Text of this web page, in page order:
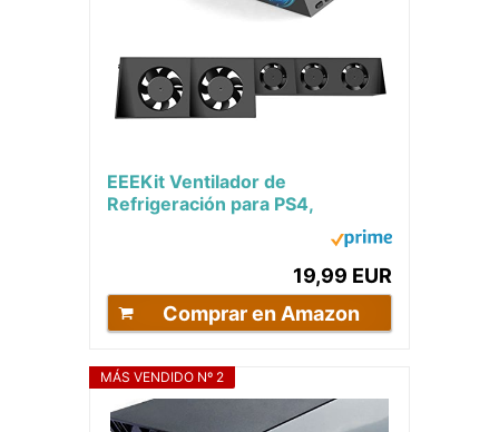
EEEKit Ventilador de
Refrigeración para PS4,
Ventilador Turbo con Control...
19,99 EUR
Comprar en Amazon
MÁS VENDIDO Nº 2